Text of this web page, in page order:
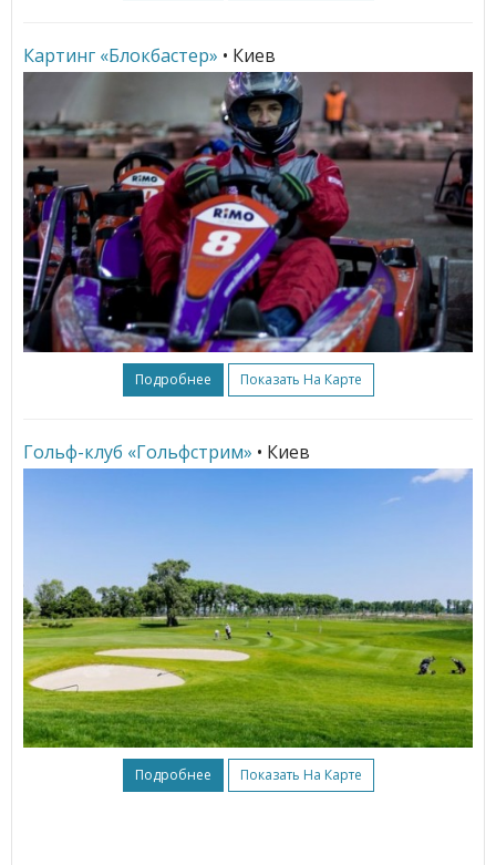
Картинг «Блокбастер» • Киев
Подробнее Показать На Карте
Гольф-клуб «Гольфстрим» • Киев
Подробнее Показать На Карте